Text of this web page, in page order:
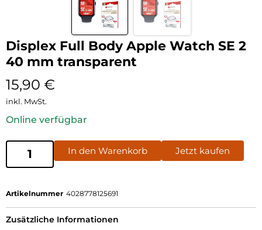
Displex Full Body Apple Watch SE 2
40 mm transparent
15,90 €
inkl. MwSt.
Online verfügbar
In den Warenkorb Jetzt kaufen
Artikelnummer 4028778125691
Zusätzliche Informationen